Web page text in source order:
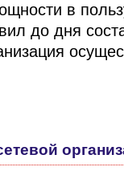
в
до дня